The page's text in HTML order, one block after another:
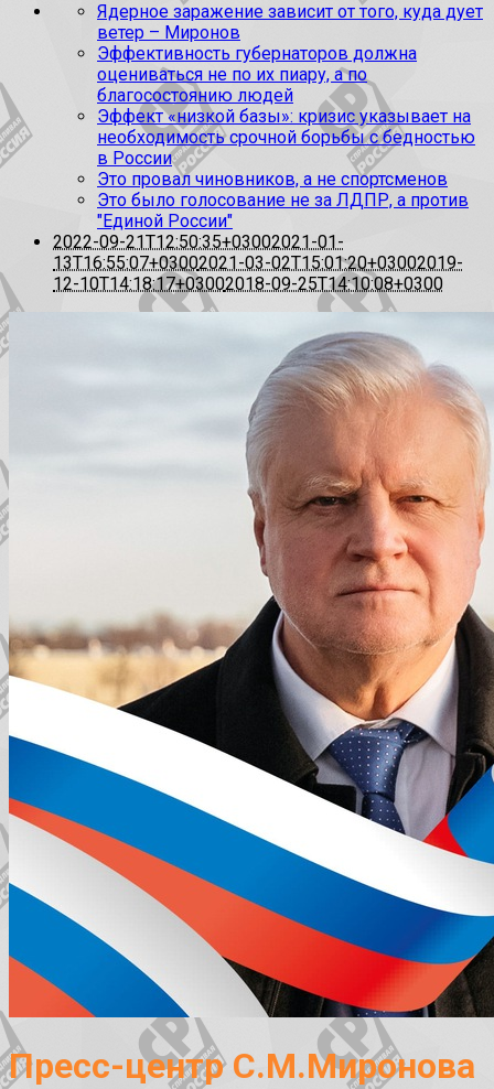
Ядерное заражение зависит от того, куда дует
ветер – Миронов
Эффективность губернаторов должна
оцениваться не по их пиару, а по
благосостоянию людей
Эффект «низкой базы»: кризис указывает на
необходимость срочной борьбы с бедностью
в России
Это провал чиновников, а не спортсменов
Это было голосование не за ЛДПР, а против
"Единой России"
2022-09-21T12:50:35+03002021-01-
13T16:55:07+03002021-03-02T15:01:20+03002019-
12-10T14:18:17+03002018-09-25T14:10:08+0300
Пресс-центр С.М.Миронова